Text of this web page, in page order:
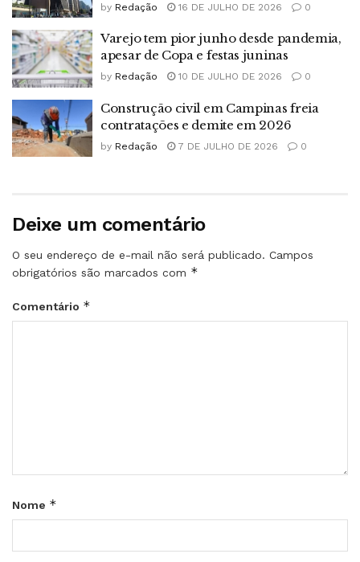
by Redação 16 DE JULHO DE 2026 0
Varejo tem pior junho desde pandemia,
apesar de Copa e festas juninas
by Redação 10 DE JULHO DE 2026 0
Construção civil em Campinas freia
contratações e demite em 2026
by Redação 7 DE JULHO DE 2026 0
Deixe um comentário
O seu endereço de e-mail não será publicado. Campos
obrigatórios são marcados com *
Comentário *
Nome *